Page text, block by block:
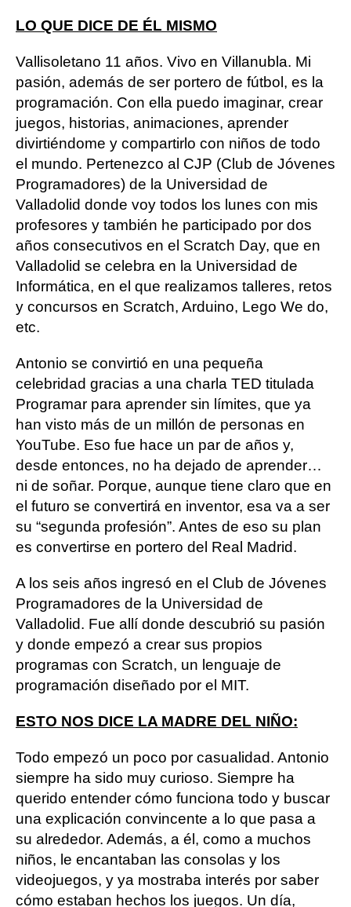
LO QUE DICE DE ÉL MISMO
Vallisoletano 11 años. Vivo en Villanubla. Mi
pasión, además de ser portero de fútbol, es la
programación. Con ella puedo imaginar, crear
juegos, historias, animaciones, aprender
divirtiéndome y compartirlo con niños de todo
el mundo. Pertenezco al CJP (Club de Jóvenes
Programadores) de la Universidad de
Valladolid donde voy todos los lunes con mis
profesores y también he participado por dos
años consecutivos en el Scratch Day, que en
Valladolid se celebra en la Universidad de
Informática, en el que realizamos talleres, retos
y concursos en Scratch, Arduino, Lego We do,
etc.
Antonio se convirtió en una pequeña
celebridad gracias a una charla TED titulada
Programar para aprender sin límites, que ya
han visto más de un millón de personas en
YouTube. Eso fue hace un par de años y,
desde entonces, no ha dejado de aprender…
ni de soñar. Porque, aunque tiene claro que en
el futuro se convertirá en inventor, esa va a ser
su “segunda profesión”. Antes de eso su plan
es convertirse en portero del Real Madrid.
A los seis años ingresó en el Club de Jóvenes
Programadores de la Universidad de
Valladolid. Fue allí donde descubrió su pasión
y donde empezó a crear sus propios
programas con Scratch, un lenguaje de
programación diseñado por el MIT.
ESTO NOS DICE LA MADRE DEL NIÑO:
Todo empezó un poco por casualidad. Antonio
siempre ha sido muy curioso. Siempre ha
querido entender cómo funciona todo y buscar
una explicación convincente a lo que pasa a
su alrededor. Además, a él, como a muchos
niños, le encantaban las consolas y los
videojuegos, y ya mostraba interés por saber
cómo estaban hechos los juegos. Un día,